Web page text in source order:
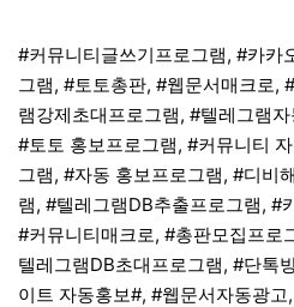
#커뮤니티글쓰기프로그램, #카카
그램, #토토총판, #웹문서매크로,
램강제초대프로그램, #텔레그램
#토토 홍보프로그램, #커뮤니티
그램, #자동 홍보프로그램, #디비
램, #텔레그램DB추출프로그램, #
#커뮤니티매크로, #총판모집프로
텔레그램DB초대프로그램, #단톡
이트 자동홍보#, #웹문서자동광